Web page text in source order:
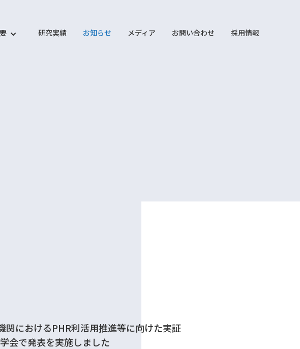
研究実績 お知らせ メディア お問い合わせ 採用情報
関におけるPHR利活用推進等に向けた実証
会で発表を実施しました